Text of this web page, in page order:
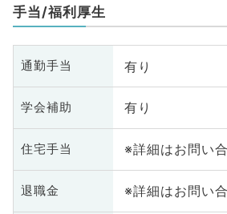
手当/福利厚生
通勤手当 有り
学会補助 有り
住宅手当 ※詳細はお問い
退職金 ※詳細はお問い